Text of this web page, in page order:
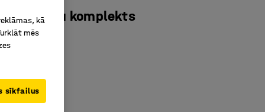
atslēgu komplekts
kā
mēs
sīkfailus